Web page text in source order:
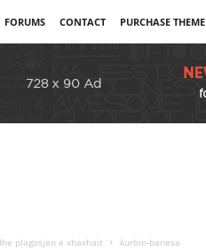
FORUMS CONTACT PURCHASE THEME
plagosjen e xhaxhait kurbin-banesa